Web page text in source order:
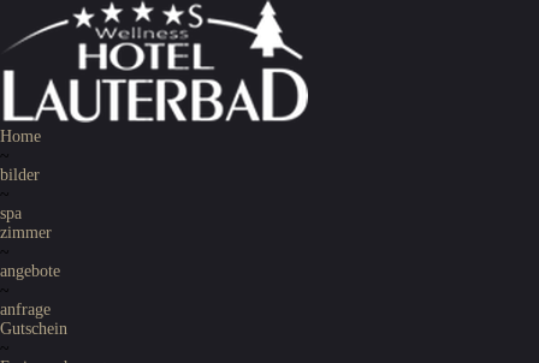
Home
~
bilder
~
spa
zimmer
~
angebote
~
anfrage
Gutschein
~